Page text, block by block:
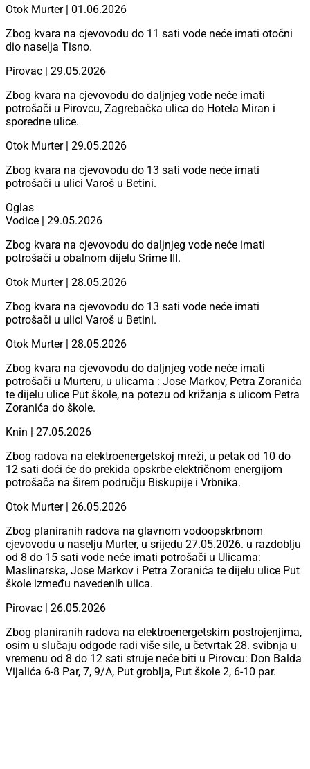
Otok Murter | 01.06.2026
Zbog kvara na cjevovodu do 11 sati vode neće imati otočni
dio naselja Tisno.
Pirovac | 29.05.2026
Zbog kvara na cjevovodu do daljnjeg vode neće imati
potrošači u Pirovcu, Zagrebačka ulica do Hotela Miran i
sporedne ulice.
Otok Murter | 29.05.2026
Zbog kvara na cjevovodu do 13 sati vode neće imati
potrošači u ulici Varoš u Betini.
Oglas
Vodice | 29.05.2026
Zbog kvara na cjevovodu do daljnjeg vode neće imati
potrošači u obalnom dijelu Srime III.
Otok Murter | 28.05.2026
Zbog kvara na cjevovodu do 13 sati vode neće imati
potrošači u ulici Varoš u Betini.
Otok Murter | 28.05.2026
Zbog kvara na cjevovodu do daljnjeg vode neće imati
potrošači u Murteru, u ulicama : Jose Markov, Petra Zoranića
te dijelu ulice Put škole, na potezu od križanja s ulicom Petra
Zoranića do škole.
Knin | 27.05.2026
Zbog radova na elektroenergetskoj mreži, u petak od 10 do
12 sati doći će do prekida opskrbe električnom energijom
potrošača na širem području Biskupije i Vrbnika.
Otok Murter | 26.05.2026
Zbog planiranih radova na glavnom vodoopskrbnom
cjevovodu u naselju Murter, u srijedu 27.05.2026. u razdoblju
od 8 do 15 sati vode neće imati potrošači u Ulicama:
Maslinarska, Jose Markov i Petra Zoranića te dijelu ulice Put
škole između navedenih ulica.
Pirovac | 26.05.2026
Zbog planiranih radova na elektroenergetskim postrojenjima,
osim u slučaju odgode radi više sile, u četvrtak 28. svibnja u
vremenu od 8 do 12 sati struje neće biti u Pirovcu: Don Balda
Vijalića 6-8 Par, 7, 9/A, Put groblja, Put škole 2, 6-10 par.